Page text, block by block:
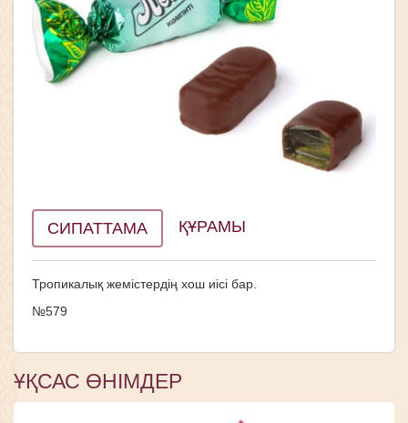
СИПАТТАМА ҚҰРАМЫ
Тропикалық жемістердің хош иісі бар.
№579
ҰҚСАС ӨНІМДЕР